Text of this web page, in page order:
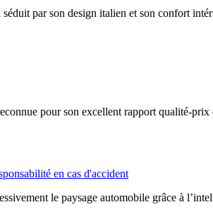
par son design italien et son confort
pour son excellent rapport qualité-
en cas d'accident
le paysage automobile grâce à